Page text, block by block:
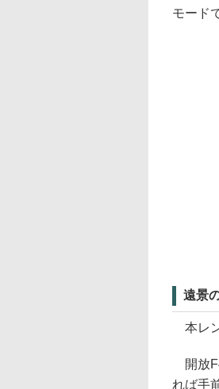
モード
遠景
本レ
開放
れば手